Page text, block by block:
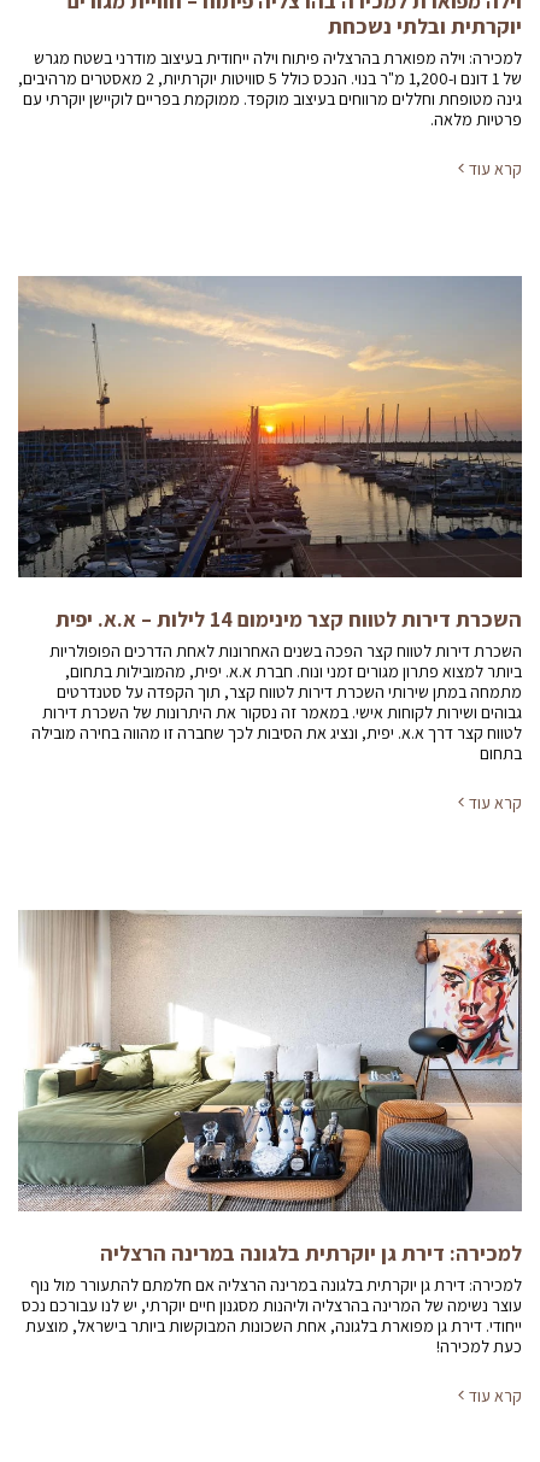
יוקרתית ובלתי נשכחת
למכירה: וילה מפוארת בהרצליה פיתוח וילה ייחודית בעיצוב מודרני בשטח מגרש
של 1 דונם ו-1,200 מ"ר בנוי. הנכס כולל 5 סוויטות יוקרתיות, 2 מאסטרים מרהיבים,
גינה מטופחת וחללים מרווחים בעיצוב מוקפד. ממוקמת בפריים לוקיישן יוקרתי עם
פרטיות מלאה.
קרא עוד
השכרת דירות לטווח קצר מינימום 14 לילות – א.א. יפית
השכרת דירות לטווח קצר הפכה בשנים האחרונות לאחת הדרכים הפופולריות
ביותר למצוא פתרון מגורים זמני ונוח. חברת א.א. יפית, מהמובילות בתחום,
מתמחה במתן שירותי השכרת דירות לטווח קצר, תוך הקפדה על סטנדרטים
גבוהים ושירות לקוחות אישי. במאמר זה נסקור את היתרונות של השכרת דירות
לטווח קצר דרך א.א. יפית, ונציג את הסיבות לכך שחברה זו מהווה בחירה מובילה
בתחום
קרא עוד
למכירה: דירת גן יוקרתית בלגונה במרינה הרצליה
למכירה: דירת גן יוקרתית בלגונה במרינה הרצליה אם חלמתם להתעורר מול נוף
עוצר נשימה של המרינה בהרצליה וליהנות מסגנון חיים יוקרתי, יש לנו עבורכם נכס
ייחודי. דירת גן מפוארת בלגונה, אחת השכונות המבוקשות ביותר בישראל, מוצעת
כעת למכירה!
קרא עוד